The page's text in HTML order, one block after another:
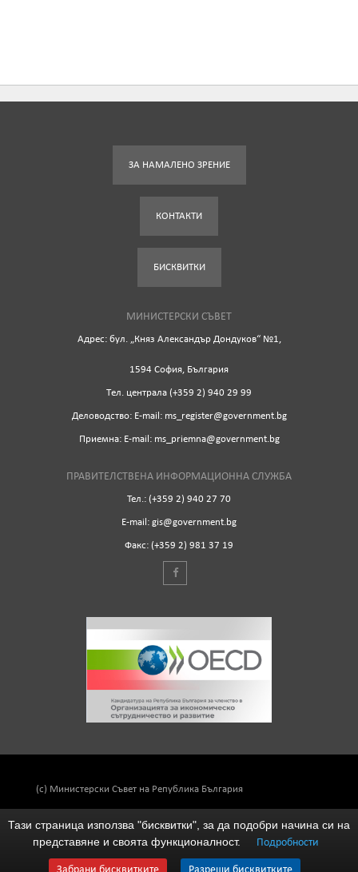
ЗА НАМАЛЕНО ЗРЕНИЕ
КОНТАКТИ
БИСКВИТКИ
МИНИСТЕРСКИ СЪВЕТ
Адрес: бул. „Княз Александър Дондуков“ №1,
1594 София, България
Tел. централа (+359 2) 940 29 99
Деловодство: Е-mail: ms_register@government.bg
Приемна: Е-mail: ms_priemna@government.bg
ПРАВИТЕЛСТВЕНА ИНФОРМАЦИОННА СЛУЖБА
Тел.: (+359 2) 940 27 70
Е-mail: gis@government.bg
Факс: (+359 2) 981 37 19
(c) Министерски Съвет на Република България
Тази страница използва "бисквитки", за да подобри начина си на
представяне и своята функционалност.
Подробности